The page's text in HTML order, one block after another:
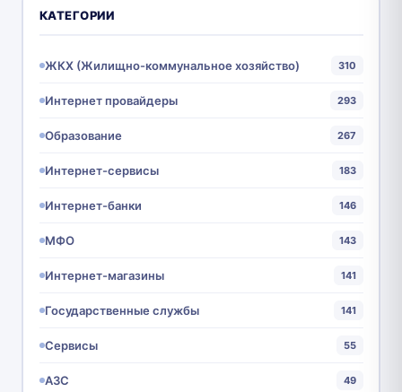
КАТЕГОРИИ
ЖКХ (Жилищно-коммунальное хозяйство) 310
Интернет провайдеры 293
Образование 267
Интернет-сервисы 183
Интернет-банки 146
МФО 143
Интернет-магазины 141
Государственные службы 141
Сервисы 55
АЗС 49